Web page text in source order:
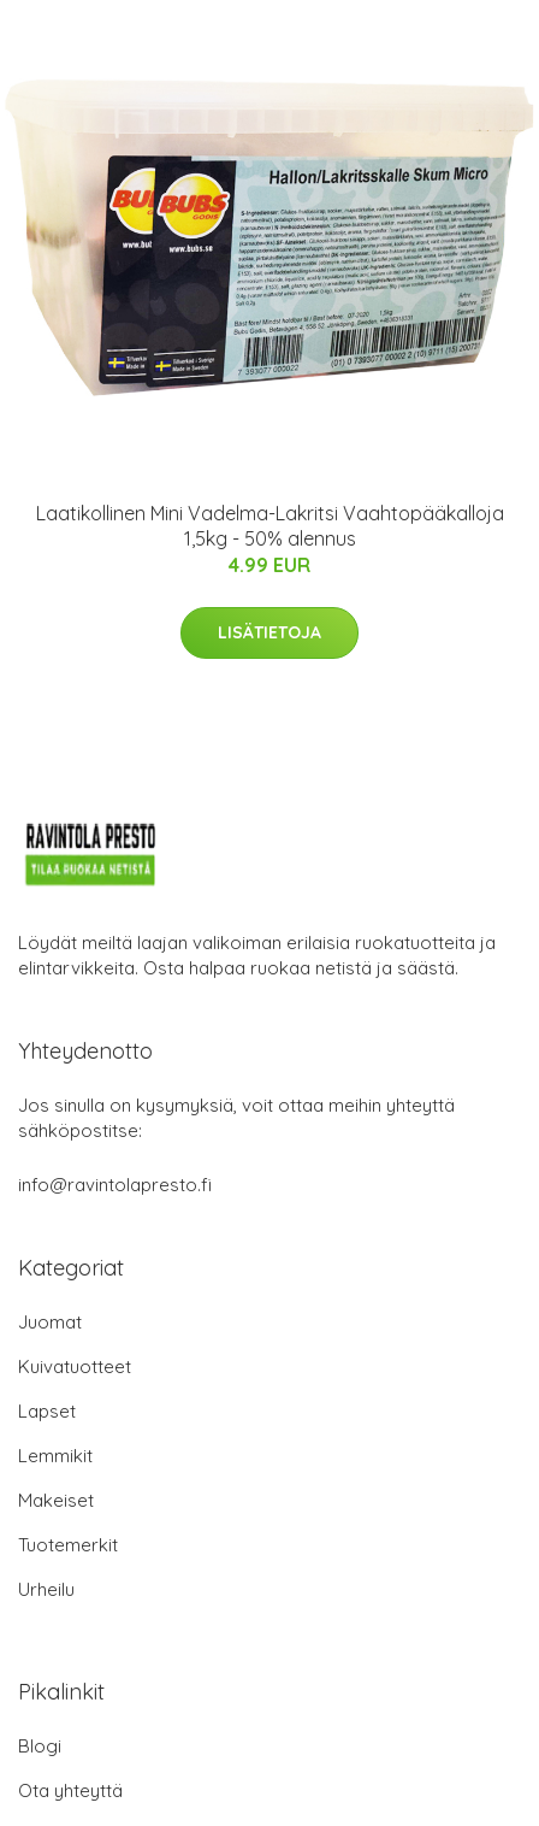
Laatikollinen Mini Vadelma-Lakritsi Vaahtopääkalloja
1,5kg - 50% alennus
4.99 EUR
LISÄTIETOJA
Löydät meiltä laajan valikoiman erilaisia ruokatuotteita ja
elintarvikkeita. Osta halpaa ruokaa netistä ja säästä.
Yhteydenotto
Jos sinulla on kysymyksiä, voit ottaa meihin yhteyttä
sähköpostitse:
info@ravintolapresto.fi
Kategoriat
Juomat
Kuivatuotteet
Lapset
Lemmikit
Makeiset
Tuotemerkit
Urheilu
Pikalinkit
Blogi
Ota yhteyttä